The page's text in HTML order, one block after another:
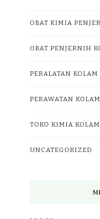
OBAT KIMIA
OBAT PENJERNIH
PERALATAN
PERAWATAN
TOKO KIMIA
UNCATEGORIZED